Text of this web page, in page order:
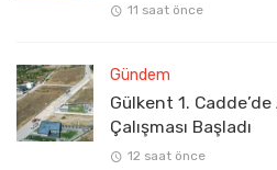
11 saat önce
Gündem
Gülkent 1.
Çalışması Başladı
12 saat önce